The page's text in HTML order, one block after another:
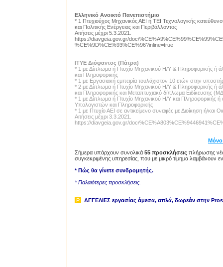
Ελληνικό Ανοικτό Πανεπιστήμιο
* 1 Πτυχιούχος Μηχανικός ΑΕΙ ή ΤΕΙ Τεχνολογικής
και Πολιτικής Ενέργειας και Περιβάλλοντος
Αιτήσεις μέχρι 5.3.2021.
https://diavgeia.gov.gr/doc/
%CE%9D%CE%93%CE%96?inline=true
ΙΤΥΕ Διόφαντος (Πάτρα)
* 1 με Δίπλωμα ή Πτυχίο Μηχανικού Η/Υ & Πληροφορικής ή
και Πληροφορικής
* 1 με Εργασιακή εμπειρία τουλάχιστον 10 ετών στην
* 2 με Δίπλωμα ή Πτυχίο Μηχανικού Η/Υ & Πληροφορικής ή
και Πληροφορικής και Μεταπτυχιακό δίπλωμα Ειδίκευσης
* 1 με Δίπλωμα ή Πτυχίο Μηχανικού Η/Υ και Πληροφορικής ή
Υπολογιστών και Πληροφορικής
* 1 με Πτυχίο ΑΕΙ σε αντικείμενο συναφές με Διοίκηση ή/και
Αιτήσεις μέχρι 3.3.2021.
https://diavgeia.gov.gr/doc/
Μόνο
Σήμερα υπάρχουν συνολικά 55 προσκλήσεις πλήρωσης
συγκεκριμένης υπηρεσίας, που με μικρό τίμημα λαμβάνουν
* Πώς θα γίνετε συνδρομητής.
* Παλαιότερες προσκλήσεις.
P ΑΓΓΕΛΙΕΣ εργασίας άμεσα, απλά, δωρεάν στην